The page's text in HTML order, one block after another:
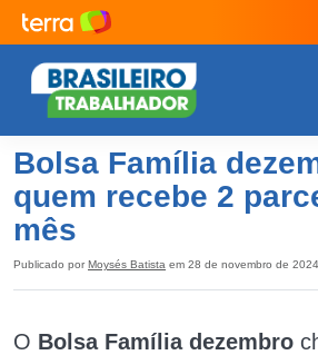
Bolsa Família
quem recebe 2
mês
Publicado por Moysés Batista em 28 de novembro de 2024
O Bolsa Família dezembro